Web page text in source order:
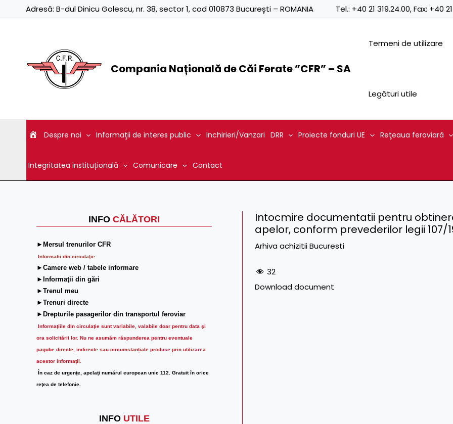
Adresă: B-dul Dinicu Golescu, nr. 38, sector 1, cod 010873 București – ROMANIA Tel.: +40 21 319.24.00, Fax: +40
Compania Națională de Căi Ferate ”CFR” – SA
Termeni de utilizare
Legături utile
Despre noi Informaţii de interes public Inchirieri/Vanzari DRR Proiecte fonduri UE Reţeaua feroviară
Integritatea instituțională Comunicare Contact
INFO CĂLĂTORI
►Mersul trenurilor CFR
Informatii din circulaţie
►Camere web / tabele informare
►Informaţii din gări
►Trenul meu
►Trenuri directe
►Drepturile pasagerilor din transportul feroviar
Informaţiile din circulaţie sunt variabile, valabile doar pentru data şi
ora solicitării lor. Nu ne asumăm răspunderea pentru eventuale
pagube directe, indirecte sau circumstanțiale produse prin utilizarea
acestor informații.
În caz de urgenţe, apelaţi numărul european unic 112. Gratuit în orice
reţea de telefonie.
INFO UTILE
Intocmire documentatii pentru
apelor, conform prevederilor legii 107/
Arhiva achizitii Bucuresti
32
Download document